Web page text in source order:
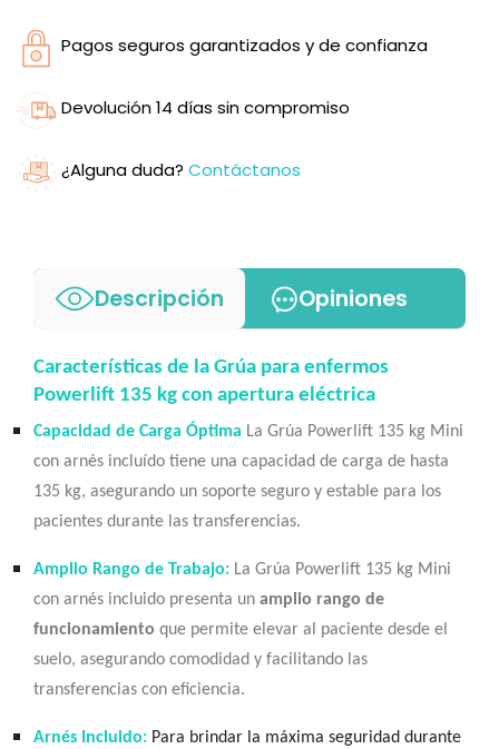
Pagos seguros garantizados y de confianza
Devolución 14 días sin compromiso
¿Alguna duda? Contáctanos
Descripción Opiniones
Características de la Grúa para enfermos
Powerlift 135 kg con apertura eléctrica
Capacidad de Carga Óptima La Grúa Powerlift 135 kg Mini
con arnés incluído tiene una capacidad de carga de hasta
135 kg, asegurando un soporte seguro y estable para los
pacientes durante las transferencias.
Amplio Rango de Trabajo: La Grúa Powerlift 135 kg Mini
con arnés incluido presenta un amplio rango de
funcionamiento que permite elevar al paciente desde el
suelo, asegurando comodidad y facilitando las
transferencias con eficiencia.
Arnés Incluido: Para brindar la máxima seguridad durante